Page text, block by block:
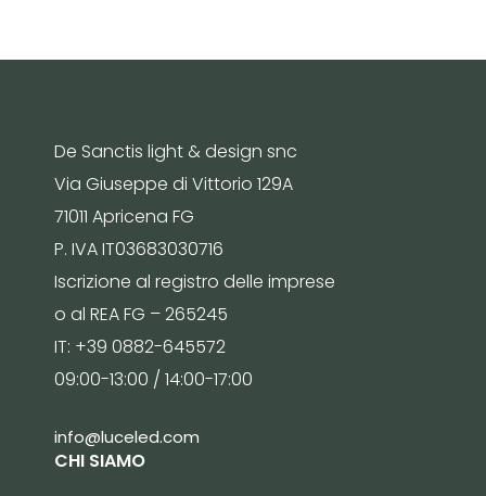
De Sanctis light & design snc
Via Giuseppe di Vittorio 129A
71011 Apricena FG
P. IVA IT03683030716
Iscrizione al registro delle imprese
o al REA FG – 265245
IT: +39 0882-645572
09:00-13:00 / 14:00-17:00
info@luceled.com
CHI SIAMO